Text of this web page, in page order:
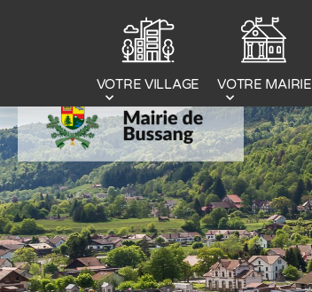
VOTRE VILLAGE VOTRE MAIRIE